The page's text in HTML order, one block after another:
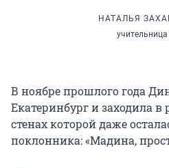
НАТАЛЬЯ
В ноябре прошлого года
Екатеринбург и заходила
стенах которой даже
поклонника: «Мадина,